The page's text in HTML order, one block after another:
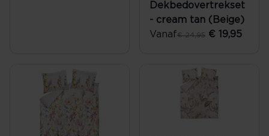
Dekbedovertrekset
- cream tan (Beige)
Vanaf€ 24,95 € 19,95